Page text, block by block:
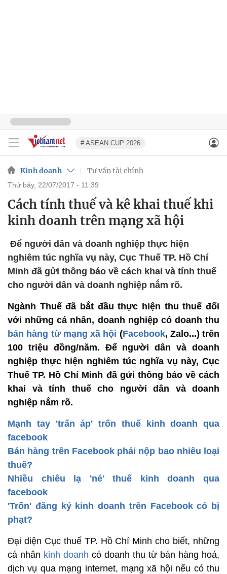
# ASEAN CUP 2026
Kinh doanh Tư vấn tài chính
thứ bảy, 22/07/2017 - 11:39
Cách tính thuế và kê khai thuế khi
kinh doanh trên mạng xã hội
Để người dân và doanh nghiệp thực hiện
nghiêm túc nghĩa vụ này, Cục Thuế TP. Hồ Chí
Minh đã gửi thông báo về cách khai và tính thuế
cho người dân và doanh nghiệp nắm rõ.
Ngành Thuế đã bắt đầu thực hiện thu thuế đối
với những cá nhân, doanh nghiệp có doanh thu
bán hàng từ mạng xã hội (Facebook, Zalo...) trên
100 triệu đồng/năm. Để người dân và doanh
nghiệp thực hiện nghiêm túc nghĩa vụ này, Cục
Thuế TP. Hồ Chí Minh đã gửi thông báo về cách
khai và tính thuế cho người dân và doanh
nghiệp nắm rõ.
Mạnh tay 'trấn áp' trốn thuế kinh doanh qua
facebook
Bán hàng trên Facebook phải nộp bao nhiêu loại
thuế?
Nhiều chiêu lạ 'né' thuế kinh doanh qua
facebook
'Trốn' đăng ký kinh doanh trên Facebook có bị
phạt?
Đại diện Cục thuế TP. Hồ Chí Minh cho biết, những
cá nhân kinh doanh có doanh thu từ bán hàng hoá,
dịch vụ qua mạng internet, mạng xã hội nếu có thu